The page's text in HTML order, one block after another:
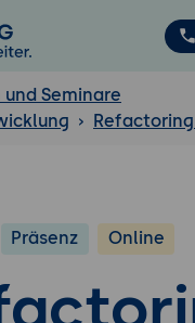
Seminare
Präsenz Online